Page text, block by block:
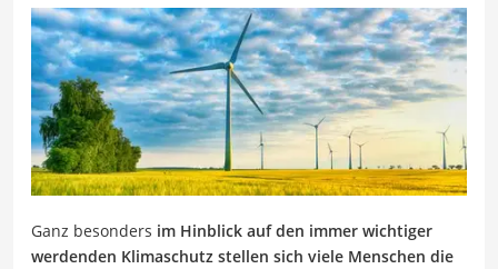
Ganz besonders im Hinblick auf den immer wichtiger
werdenden Klimaschutz stellen sich viele Menschen die